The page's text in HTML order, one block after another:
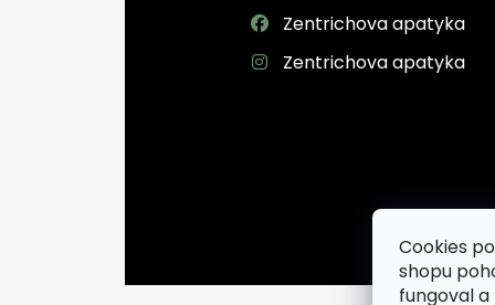
Cookies
shopu
fungoval
Zentrichova apatyka
Zentrichova apatyka